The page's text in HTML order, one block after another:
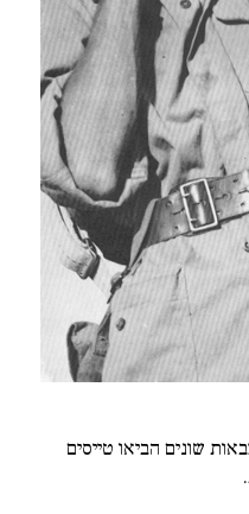
שונים הביאו טייסים